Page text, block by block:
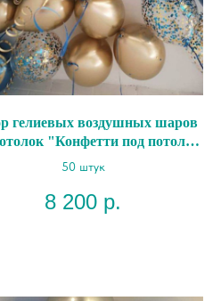
гелиевых воздушных шаров
"Конфетти под потолок
50"
50 штук
8 200 р.